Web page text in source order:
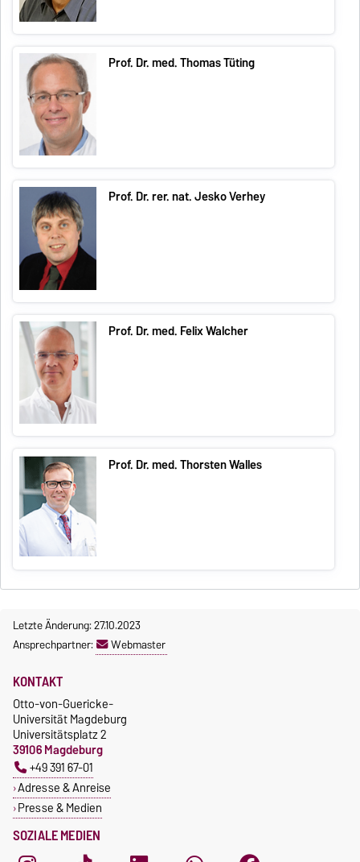
Prof. Dr. med. Thomas Tüting
Prof. Dr. rer. nat. Jesko Verhey
Prof. Dr. med. Felix Walcher
Prof. Dr. med. Thorsten Walles
Letzte Änderung: 27.10.2023
Ansprechpartner:
Webmaster
SOZIALE MEDIEN
KONTAKT
Otto-von-Guericke-
Universität Magdeburg
Universitätsplatz 2
39106 Magdeburg
+49 391 67-01
Adresse & Anreise
Presse & Medien